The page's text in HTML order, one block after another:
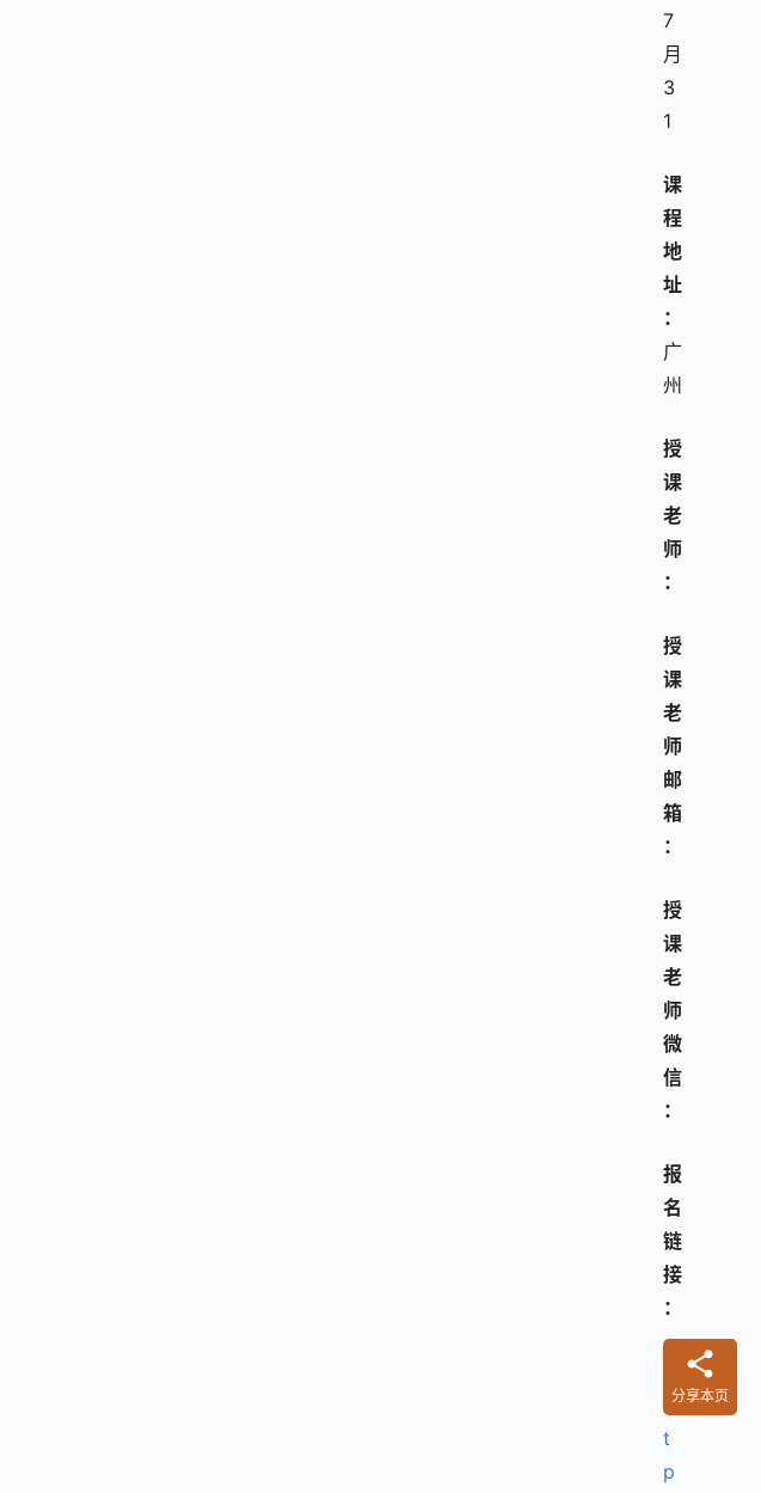
7
月
3
1
课
程
地
址
：
广
州
授
课
老
师
：
授
课
老
师
邮
箱
：
授
课
老
师
微
信
：
报
名
链
接
：
t
t
p
分享本页